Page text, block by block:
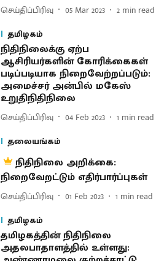
செய்திப்பிரிவு 05 Mar 2023 2 min read
தமிழகம்
நிதிநிலைக்கு ஏற்ப
ஆசிரியர்களின் கோரிக்கைகள்
படிப்படியாக நிறைவேற்றப்படும்:
அமைச்சர் அன்பில் மகேஸ்
உறுதிநிதிநிலை
செய்திப்பிரிவு 04 Feb 2023 1 min read
தலையங்கம்
நிதிநிலை அறிக்கை:
நிறைவேறட்டும் எதிர்பார்ப்புகள்
செய்திப்பிரிவு 01 Feb 2023 1 min read
தமிழகம்
தமிழகத்தின் நிதிநிலை
அதலபாதாளத்தில் உள்ளது: